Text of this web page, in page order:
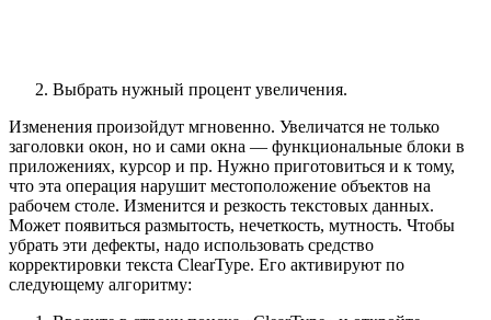
Выбрать нужный процент увеличения.
Изменения произойдут мгновенно. Увеличатся не только
заголовки окон, но и сами окна — функциональные блоки в
приложениях, курсор и пр. Нужно приготовиться и к тому,
что эта операция нарушит местоположение объектов на
рабочем столе. Изменится и резкость текстовых данных.
Может появиться размытость, нечеткость, мутность. Чтобы
убрать эти дефекты, надо использовать средство
корректировки текста ClearType. Его активируют по
следующему алгоритму: